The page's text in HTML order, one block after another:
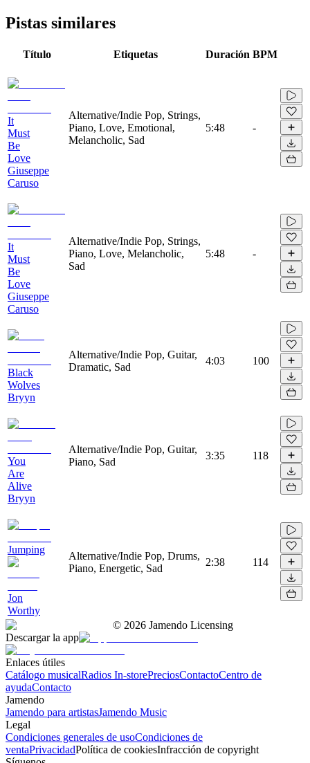
Pistas similares
Título Etiquetas Duración BPM
It
Must
Be
Love
Giuseppe
Caruso
Alternative/Indie Pop, Strings,
Piano, Love, Emotional,
Melancholic, Sad
5:48 -
It
Must
Be
Love
Giuseppe
Caruso
Alternative/Indie Pop, Strings,
Piano, Love, Melancholic,
Sad
5:48 -
Black
Wolves
Bryyn
Alternative/Indie Pop, Guitar,
Dramatic, Sad
4:03 100
You
Are
Alive
Bryyn
Alternative/Indie Pop, Guitar,
Piano, Sad
3:35 118
Jumping
Jon
Worthy
Alternative/Indie Pop, Drums,
Piano, Energetic, Sad
2:38 114
© 2026 Jamendo Licensing
Descargar la app
Enlaces útiles
Catálogo musicalRadios In-storePreciosContactoCentro de
ayudaContacto
Jamendo
Jamendo para artistasJamendo Music
Legal
Condiciones generales de usoCondiciones de
ventaPrivacidadPolítica de cookiesInfracción de copyright